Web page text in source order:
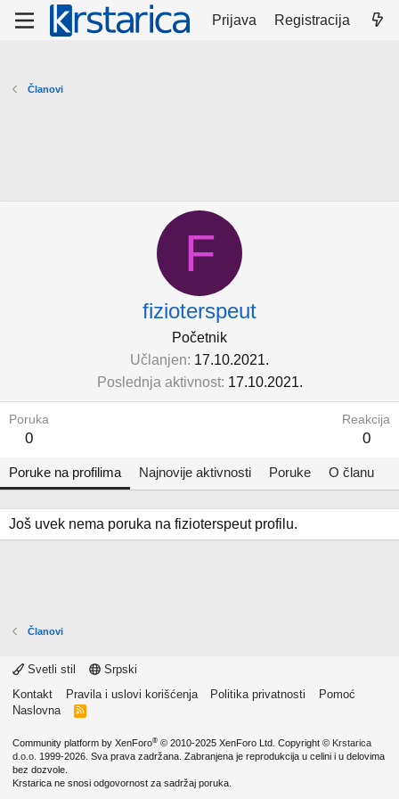
Prijava Registracija
Članovi
F
fizioterspeut
Početnik
Učlanjen 17.10.2021.
Poslednja aktivnost 17.10.2021.
Poruka
0
Reakcija
0
Poruke na profilima Najnovije aktivnosti Poruke O članu
Još uvek nema poruka na fizioterspeut profilu.
Članovi
Svetli stil
Srpski
Kontakt
Pravila i uslovi korišćenja Politika privatnosti
Pomoć
Naslovna
R
Community platform by XenForo® © 2010-2025 XenForo Ltd. Copyright © Krstarica
d.o.o. 1999-2026. Sva prava zadržana. Zabranjena je reprodukcija u celini i u delovima
bez dozvole.
Krstarica ne snosi odgovornost za sadržaj poruka.